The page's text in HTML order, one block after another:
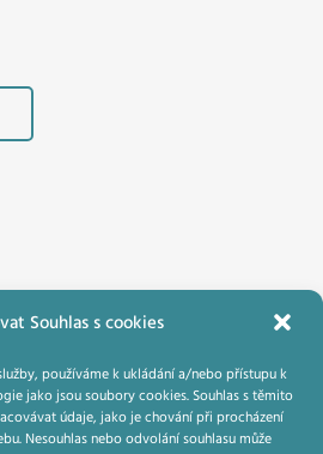
Souhlas s cookies
používáme k ukládání a/nebo přístupu k
jako jsou soubory cookies. Souhlas s těmito
údaje, jako je chování při procházení
Nesouhlas nebo odvolání souhlasu může
PRO Consulting, a.s.